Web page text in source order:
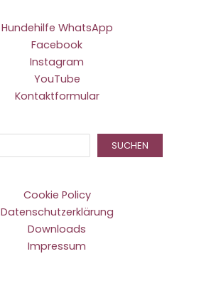
Hundehilfe WhatsApp
Facebook
Instagram
YouTube
Kontaktformular
SUCHEN
Cookie Policy
Datenschutzerklärung
Downloads
Impressum